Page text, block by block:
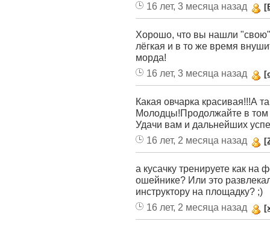
16 лет, 3 месяца назад
Хорошо, что вы нашли
лёгкая и в то же время
морда!
16 лет, 3 месяца назад
Какая овчарка красивая!!!А
Молодцы!Продолжайте в том
Удачи вам и дальнейших
16 лет, 2 месяца назад
а кусачку тренируете как на
ошейнике? Или это
инструктору на площадку? ;)
16 лет, 2 месяца назад